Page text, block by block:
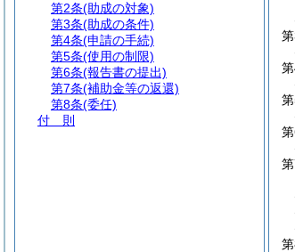
第2条(助成の対象)
第3条(助成の条件)
第4条(申請の手続)
第5条(使用の制限)
第6条(報告書の提出)
第7条(補助金等の返還)
第8条(委任)
付 則